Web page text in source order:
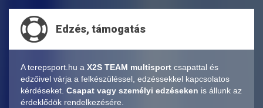
Edzés, támogatás
A terepsport.hu a X2S TEAM multisport csapattal és
edzőivel várja a felkészüléssel, edzéssekkel kapcsolatos
kérdéseket. Csapat vagy személyi edzéseken is állunk az
érdeklődök rendelkezésére.